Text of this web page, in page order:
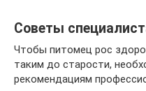
Советы
Чтобы питомец рос
таким до старости,
рекомендациям